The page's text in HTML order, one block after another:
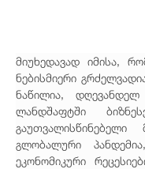
მიუხედავად იმისა,
ნებისმიერი
ნაწილია,
ლანდშაფტში
გაუთვალისწინებელი
გლობალური
ეკონომიკური